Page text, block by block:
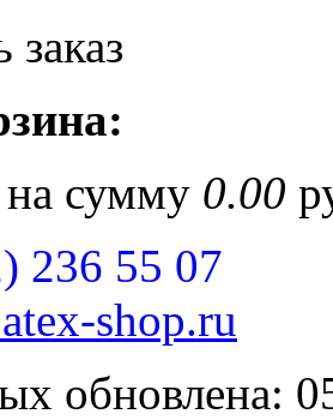
на сумму 0.00
236 55 07
shop.ru
обновлена: